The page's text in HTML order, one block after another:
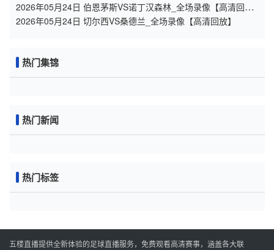
2026年05月24日 伯恩茅斯VS诺丁汉森林_全场录像【高清回
放】
2026年05月24日 切尔西VS桑德兰_全场录像【高清回放】
热门集锦
热门新闻
热门标签
五楼直播提供全新体验的足球直播服务，免费观看高清赛事，涵盖各大联